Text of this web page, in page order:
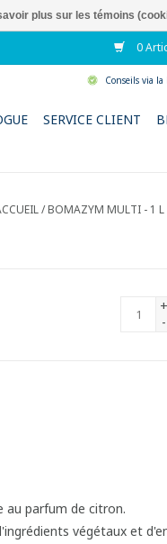
0
Conseils via
SERVICE CLIENT
/BOMAZYM MULTI - 1 L
+
-
au parfum de citron.
végétaux et
plus sur les témoins